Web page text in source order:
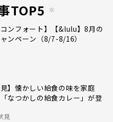
TOP5
コンフォート】【&lulu】8月の
ンペーン（8/7-8/16）
見】懐かしい給食の味を家庭
なつかしの給食カレー」が登
見